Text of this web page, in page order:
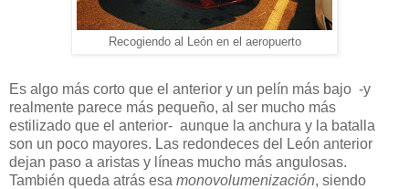
Recogiendo al León en el aeropuerto
Es algo más corto que el anterior y un pelín más bajo -y
realmente parece más pequeño, al ser mucho más
estilizado que el anterior- aunque la anchura y la batalla
son un poco mayores. Las redondeces del León anterior
dejan paso a aristas y líneas mucho más angulosas.
También queda atrás esa monovolumenización, siendo